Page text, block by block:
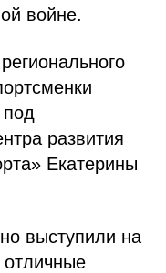
войне.
развития
Екатерины
выступили на
отличные